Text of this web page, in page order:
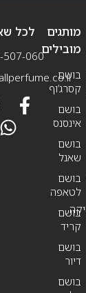
מותגים
מובילים
בושם
קסרג’וף
בושם
אינסנס
בושם
שאנל
בושם
לטאפה
בושם
קריד
בושם
דיור
בושם
לכל
507-060